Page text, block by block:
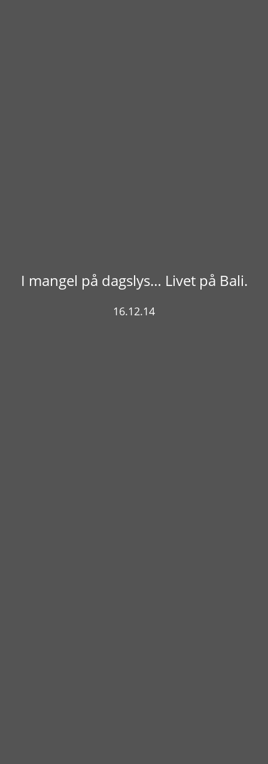
I mangel på dagslys… Livet på Bali.
16.12.14